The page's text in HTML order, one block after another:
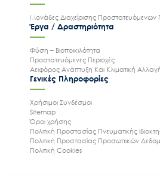
Μονάδες Διαχείρισης Προστατευόμενων
Έργα / Δραστηριότητα
Φύση – Βιοποικιλότητα
Προστατευόμενες Περιοχές
Αειφόρος Ανάπτυξη Και Κλιματική
Γενικές Πληροφορίες
Χρήσιμοι Συνδέσμοι
Sitemap
Όροι χρήσης
Πολιτική Προστασίας Πνευματικής
Πολιτική Προστασίας Προσωπικών
Πολιτική Cookies